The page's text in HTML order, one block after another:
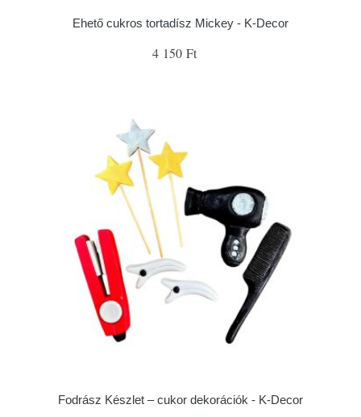
Ehető cukros tortadísz Mickey - K-Decor
4 150 Ft
Fodrász Készlet – cukor dekorációk - K-Decor